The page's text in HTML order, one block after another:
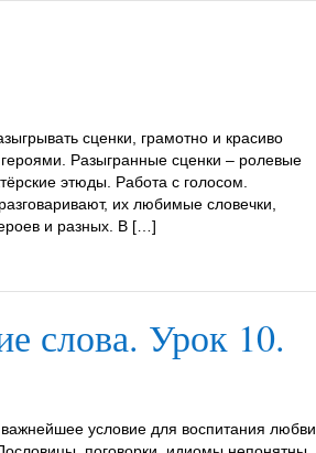
сценки, грамотно и красиво
Разыгранные сценки – ролевые
этюды. Работа с голосом.
их любимые словечки,
и разных. В […]
слова. Урок 10.
условие для воспитания любви